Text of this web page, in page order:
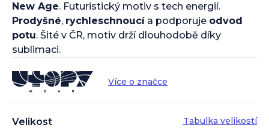
Velikost Tabulka velikostí
New Age. Futuristický motiv s tech energií.
Prodyšné, rychleschnoucía podporuje odvod
potu. Šité v ČR, motiv drží dlouhodobě díky
sublimaci.
Více o značce